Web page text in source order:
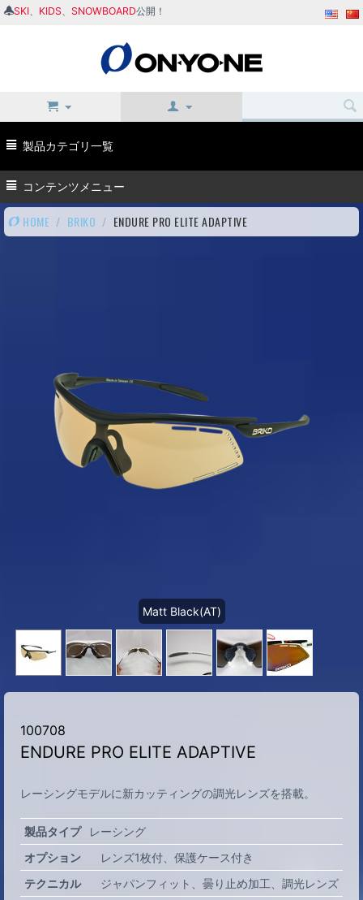
SKI KIDS SNOWBOARD公開！
製品カテゴリ一覧
コンテンツメニュー
HOME / BRIKO / ENDURE PRO ELITE ADAPTIVE
Matt Black(AT)
100708
ENDURE PRO ELITE ADAPTIVE
レーシングモデルに新カッティングの調光レンズを搭載。
製品タイプ
レーシング
オプション
レンズ1枚付
保護ケース付き
テクニカル
ジャパンフィット 曇り止め加工
調光レンズ